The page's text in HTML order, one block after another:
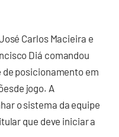
Carlos Macieira e
Diá comandou
posicionamento em
jogo. A
o sistema da equipe
que deve iniciar a